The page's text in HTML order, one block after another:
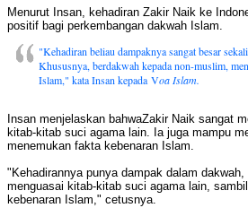
Menurut Insan, kehadiran Zakir Naik ke
positif bagi perkembangan dakwah Islam.
"Kehadiran beliau dampaknya sangat besar
Khususnya, berdakwah kepada non-muslim,
Islam," kata Insan kepada Voa Islam.
Insan menjelaskan bahwaZakir Naik sangat
kitab-kitab suci agama lain. Ia juga mampu
menemukan fakta kebenaran Islam.
"Kehadirannya punya dampak dalam
menguasai kitab-kitab suci agama lain,
kebenaran Islam," cetusnya.